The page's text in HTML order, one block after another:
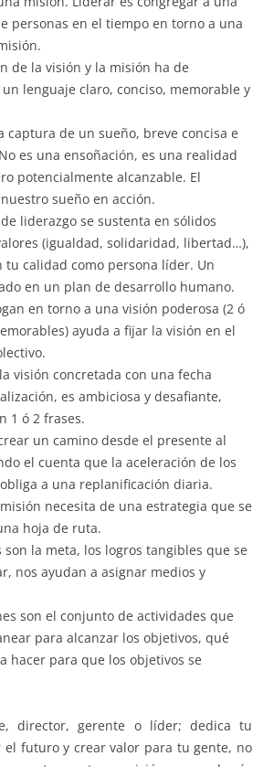
personas en el tiempo en torno a una
de la visión y la misión ha de
lenguaje claro, conciso, memorable y
captura de un sueño, breve concisa e
es una ensoñación, es una realidad
potencialmente alcanzable. El
sueño en acción.
liderazgo se sustenta en sólidos
(igualdad, solidaridad, libertad…),
calidad como persona líder. Un
en un plan de desarrollo humano.
en torno a una visión poderosa (2 ó
ayuda a fijar la visión en el
visión concretada con una fecha
es ambiciosa y desafiante,
1 ó 2 frases.
un camino desde el presente al
el cuenta que la aceleración de los
a una replanificación diaria.
necesita de una estrategia que se
hoja de ruta.
son la meta, los logros tangibles que se
nos ayudan a asignar medios y
son el conjunto de actividades que
para alcanzar los objetivos, qué
hacer para que los objetivos se
director, gerente o líder; dedica tu
futuro y crear valor para tu gente, no